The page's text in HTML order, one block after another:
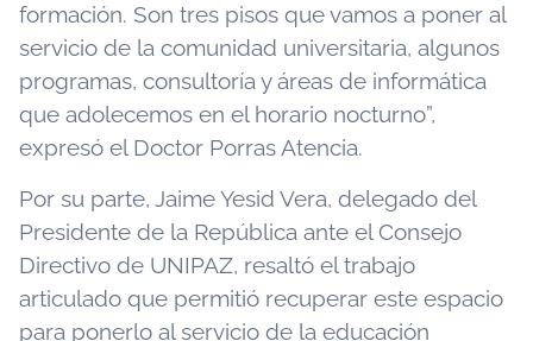
formación. Son tres pisos que vamos a poner al
servicio de la comunidad universitaria, algunos
programas, consultoría y áreas de informática
que adolecemos en el horario nocturno”,
expresó el Doctor Porras Atencia.
Por su parte, Jaime Yesid Vera, delegado del
Presidente de la República ante el Consejo
Directivo de UNIPAZ, resaltó el trabajo
articulado que permitió recuperar este espacio
para ponerlo al servicio de la educación